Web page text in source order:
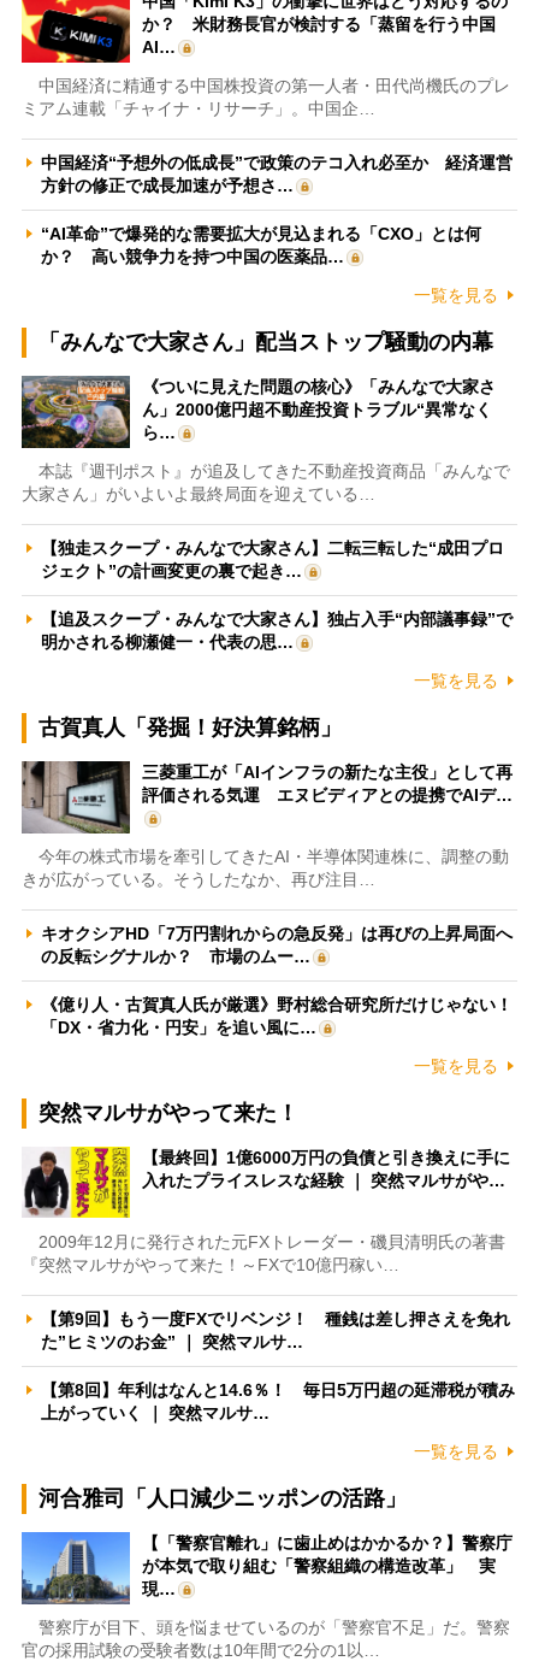
か？ 米財務長官が検討する「蒸留を行う中国
AI…
中国経済に精通する中国株投資の第一人者・田代尚機氏のプレ
ミアム連載「チャイナ・リサーチ」。中国企…
中国経済“予想外の低成長”で政策のテコ入れ必至か 経済運営
方針の修正で成長加速が予想さ…
“AI革命”で爆発的な需要拡大が見込まれる「CXO」とは何
か？ 高い競争力を持つ中国の医薬品…
一覧を見る
「みんなで大家さん」配当ストップ騒動の内幕
《ついに見えた問題の核心》「みんなで大家さ
ん」2000億円超不動産投資トラブル“異常なく
ら…
本誌『週刊ポスト』が追及してきた不動産投資商品「みんなで
大家さん」がいよいよ最終局面を迎えている…
【独走スクープ・みんなで大家さん】二転三転した“成田プロ
ジェクト”の計画変更の裏で起き…
【追及スクープ・みんなで大家さん】独占入手“内部議事録”で
明かされる柳瀬健一・代表の思…
一覧を見る
古賀真人「発掘！好決算銘柄」
三菱重工が「AIインフラの新たな主役」として再
評価される気運 エヌビディアとの提携でAIデ…
今年の株式市場を牽引してきたAI・半導体関連株に、調整の動
きが広がっている。そうしたなか、再び注目…
キオクシアHD「7万円割れからの急反発」は再びの上昇局面へ
の反転シグナルか？ 市場のムー…
《億り人・古賀真人氏が厳選》野村総合研究所だけじゃない！
「DX・省力化・円安」を追い風に…
一覧を見る
突然マルサがやって来た！
【最終回】1億6000万円の負債と引き換えに手に
入れたプライスレスな経験 ｜ 突然マルサがや…
2009年12月に発行された元FXトレーダー・磯貝清明氏の著書
『突然マルサがやって来た！～FXで10億円稼い…
【第9回】もう一度FXでリベンジ！ 種銭は差し押さえを免れ
た”ヒミツのお金” ｜ 突然マルサ…
【第8回】年利はなんと14.6％！ 毎日5万円超の延滞税が積み
上がっていく ｜ 突然マルサ…
一覧を見る
河合雅司「人口減少ニッポンの活路」
【「警察官離れ」に歯止めはかかるか？】警察庁
が本気で取り組む「警察組織の構造改革」 実
現…
警察庁が目下、頭を悩ませているのが「警察官不足」だ。警察
官の採用試験の受験者数は10年間で2分の1以…